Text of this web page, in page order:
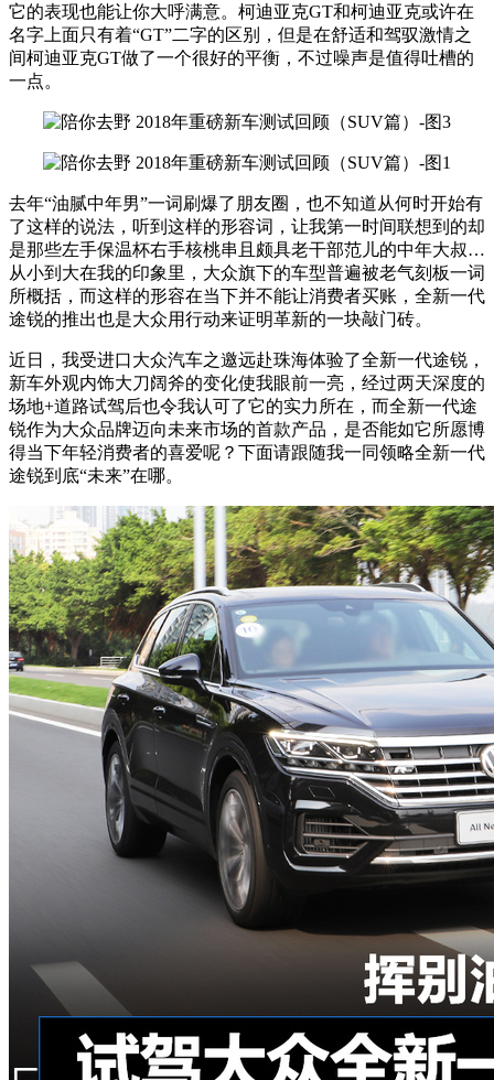
它的表现也能让你大呼满意。柯迪亚克GT和柯迪亚克或许在
名字上面只有着“GT”二字的区别，但是在舒适和驾驭激情之
间柯迪亚克GT做了一个很好的平衡，不过噪声是值得吐槽的
一点。
去年“油腻中年男”一词刷爆了朋友圈，也不知道从何时开始有
了这样的说法，听到这样的形容词，让我第一时间联想到的却
是那些左手保温杯右手核桃串且颇具老干部范儿的中年大叔…
从小到大在我的印象里，大众旗下的车型普遍被老气刻板一词
所概括，而这样的形容在当下并不能让消费者买账，全新一代
途锐的推出也是大众用行动来证明革新的一块敲门砖。
近日，我受进口大众汽车之邀远赴珠海体验了全新一代途锐，
新车外观内饰大刀阔斧的变化使我眼前一亮，经过两天深度的
场地+道路试驾后也令我认可了它的实力所在，而全新一代途
锐作为大众品牌迈向未来市场的首款产品，是否能如它所愿博
得当下年轻消费者的喜爱呢？下面请跟随我一同领略全新一代
途锐到底“未来”在哪。